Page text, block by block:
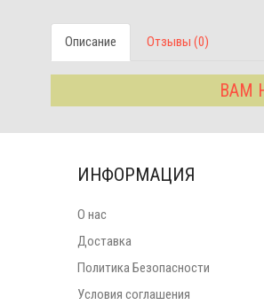
Описание Отзывы (0)
ВАМ
ИНФОРМАЦИЯ
О нас
Доставка
Политика Безопасности
Условия соглашения